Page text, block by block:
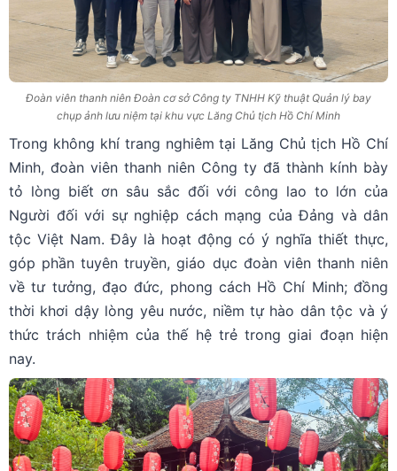
Đoàn viên thanh niên Đoàn cơ sở Công ty TNHH Kỹ thuật Quản lý bay
chụp ảnh lưu niệm tại khu vực Lăng Chủ tịch Hồ Chí Minh
Trong không khí trang nghiêm tại Lăng Chủ tịch Hồ Chí
Minh, đoàn viên thanh niên Công ty đã thành kính bày
tỏ lòng biết ơn sâu sắc đối với công lao to lớn của
Người đối với sự nghiệp cách mạng của Đảng và dân
tộc Việt Nam. Đây là hoạt động có ý nghĩa thiết thực,
góp phần tuyên truyền, giáo dục đoàn viên thanh niên
về tư tưởng, đạo đức, phong cách Hồ Chí Minh; đồng
thời khơi dậy lòng yêu nước, niềm tự hào dân tộc và ý
thức trách nhiệm của thế hệ trẻ trong giai đoạn hiện
nay.